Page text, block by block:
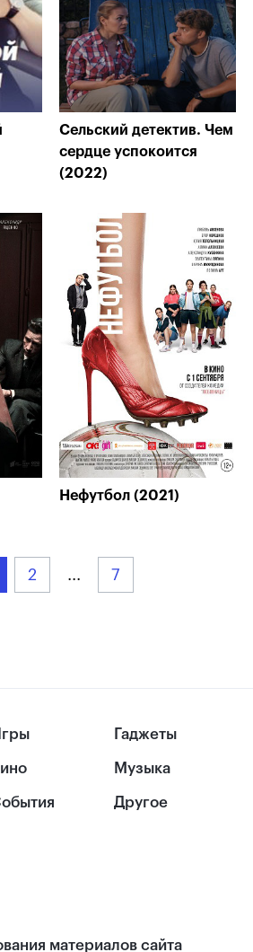
Сельский детектив. Чем
сердце успокоится
(2022)
Нефутбол (2021)
2 ... 7
Гаджеты
Музыка
Другое
материалов сайта